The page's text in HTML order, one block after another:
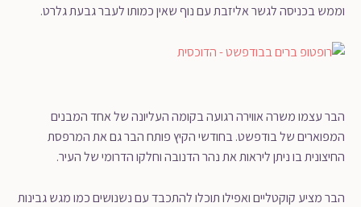
וממש בכניסה לגשר אליזבת עם נוף שאין כמותו לעבר גבעת גלרט.
הבר עצמו משרה אווירה רגועה בקומה העליונה של אחד המבנים
המפוארים של בודפשט. בחודשי הקיץ פותח הבר גם את המרפסת
החיצונית בו ניתן ליראות את נהר הדנובה וחלקו הדרומי של העיר.
הבר מציע קוקטליים ואפילו תוכלו להתכבד עם נשנושים כמו מגש גבינות